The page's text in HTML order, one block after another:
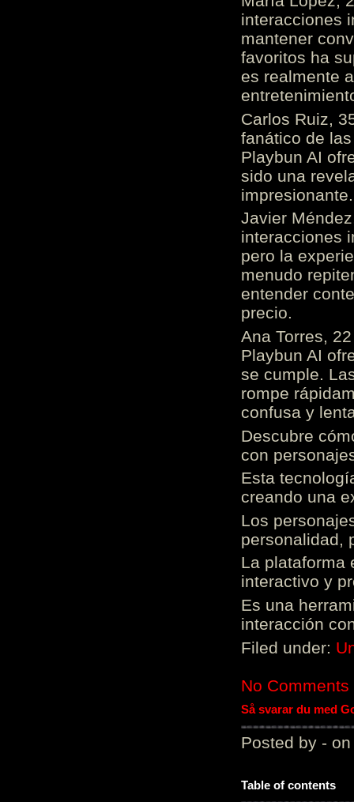
interacciones
mantener
favoritos ha
es realmente
Carlos Ruiz,
fanático de
Playbun AI
sido una
Javier
interacciones
pero la
menudo
entender
precio.
Ana Torres,
Playbun AI
se cumple.
rompe
confusa y
Descubre
con
Esta
creando una
Los
personalidad,
La plataforma
interactivo y
Es una
interacción
Filed under:
No Comments
Så svarar du med
Posted by - on
Table of contents